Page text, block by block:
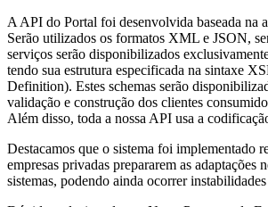
A API do Portal foi desenvolvida baseada na
Serão utilizados os formatos XML e JSON,
serviços serão disponibilizados
tendo sua estrutura especificada na sintaxe
Definition). Estes schemas serão
validação e construção dos clientes
Além disso, toda a nossa API usa a
Destacamos que o sistema foi implementado
empresas privadas prepararem as adaptações
sistemas, podendo ainda ocorrer